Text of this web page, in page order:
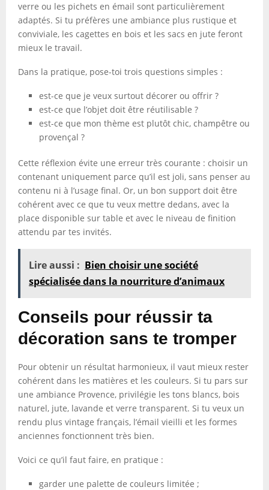
verre ou les pichets en émail sont particulièrement
adaptés. Si tu préfères une ambiance plus rustique et
conviviale, les cagettes en bois et les sacs en jute feront
mieux le travail.
Dans la pratique, pose-toi trois questions simples :
est-ce que je veux surtout décorer ou offrir ?
est-ce que l’objet doit être réutilisable ?
est-ce que mon thème est plutôt chic, champêtre ou
provençal ?
Cette réflexion évite une erreur très courante : choisir un
contenant uniquement parce qu’il est joli, sans penser au
contenu ni à l’usage final. Or, un bon support doit être
cohérent avec ce que tu veux mettre dedans, avec la
place disponible sur table et avec le niveau de finition
attendu par tes invités.
Lire aussi : Bien choisir une société
spécialisée dans la nourriture d’animaux
Conseils pour réussir ta
décoration sans te tromper
Pour obtenir un résultat harmonieux, il vaut mieux rester
cohérent dans les matières et les couleurs. Si tu pars sur
une ambiance Provence, privilégie les tons blancs, bois
naturel, jute, lavande et verre transparent. Si tu veux un
rendu plus vintage français, l’émail vieilli et les formes
anciennes fonctionnent très bien.
Voici ce qu’il faut faire, en pratique :
garder une palette de couleurs limitée ;